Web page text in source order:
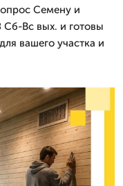
Семену и
Вс вых. и готовы
вашего участка и